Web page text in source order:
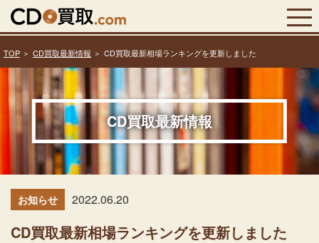
TOP CD買取最新情報 CD買取最新相場ランキングを更新しました
CD買取最新情報
お知らせ 2022.06.20
CD買取最新相場ランキングを更新しました